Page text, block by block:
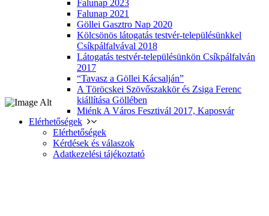
Falunap 2023
Falunap 2021
Göllei Gasztro Nap 2020
Kölcsönös látogatás testvér-településünkkel
Csíkpálfalvával 2018
Látogatás testvér-településünkön Csíkpálfalván
2017
“Tavasz a Göllei Kácsalján”
A Töröcskei Szövőszakkör és Zsiga Ferenc
kiállítása Göllében
Miénk A Város Fesztivál 2017, Kaposvár
Elérhetőségek
Elérhetőségek
Kérdések és válaszok
Adatkezelési tájékoztató